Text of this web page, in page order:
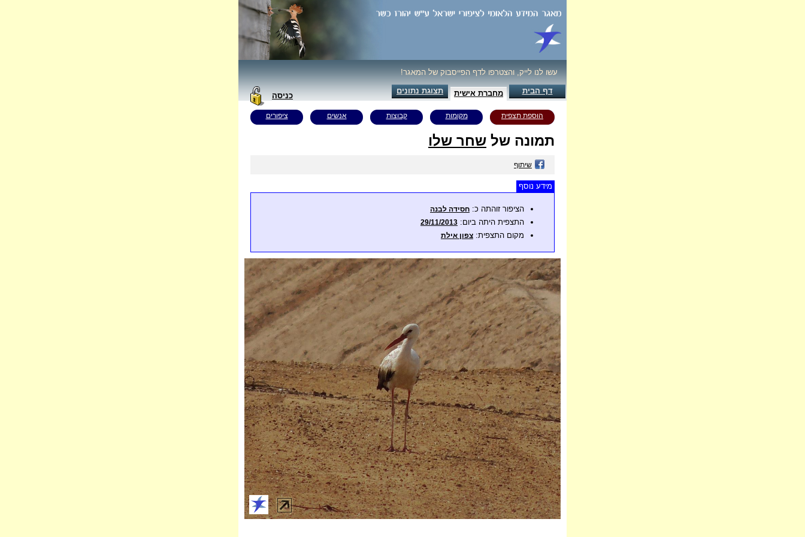
עשו לנו לייק, והצטרפו לדף הפייסבוק של המאגר!
דף הבית מחברת אישית תצוגת נתונים
כניסה
הוספת תצפית מקומות קבוצות אנשים ציפורים
תמונה של שחר שלו
שיתוף
מידע נוסף
הציפור זוהתה כ: חסידה לבנה
התצפית היתה ביום: 29/11/2013
מקום התצפית: צפון אילת